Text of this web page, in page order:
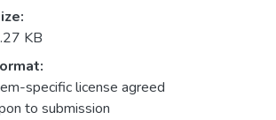
KB
specific license agreed
to submission